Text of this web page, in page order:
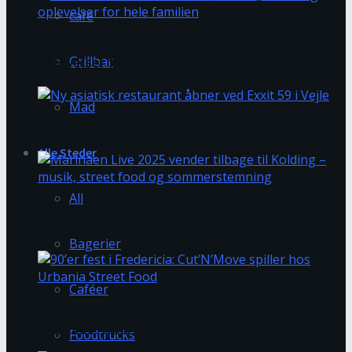
café
Grillbar
Mad
Alle Steder
All
Bagerier
Caféer
Foodtrucks
oplevelser for hele familien
Marinaen Live 2025 vender tilbage til Kolding –
Urbania Street Food